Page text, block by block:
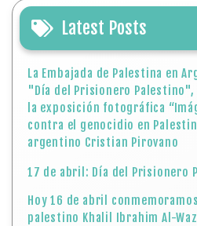
Latest Posts
La Embajada de Palestina en
"Día del Prisionero
la exposición fotográfica
contra el genocidio en
argentino Cristian Pirovano
17 de abril: Día del Prisionero
Hoy 16 de abril
palestino Khalil Ibrahim Al-